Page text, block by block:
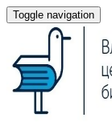
Toggle navigation